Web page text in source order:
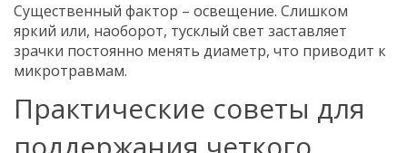
Существенный фактор – освещение. Слишком
яркий или, наоборот, тусклый свет заставляет
зрачки постоянно менять диаметр, что приводит к
микротравмам.
Практические советы для